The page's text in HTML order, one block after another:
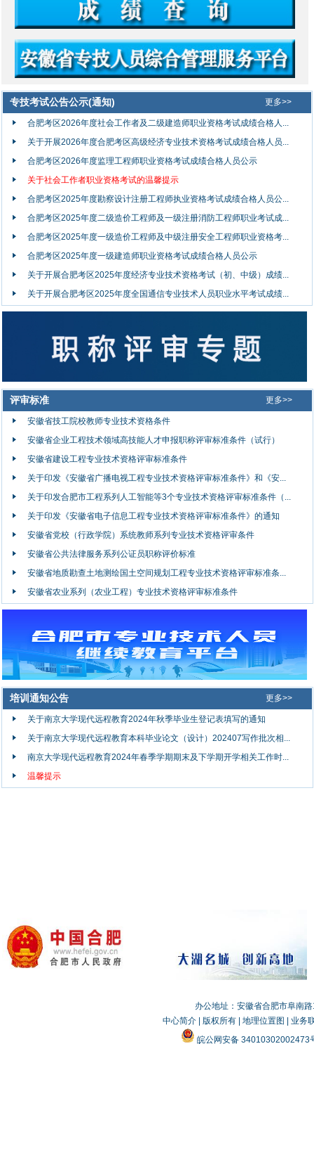
专技考试公告公示(通知) 更多>>
合肥考区2026年度社会工作者及二级建造师职业资格考试成绩合格人...
关于开展2026年度合肥考区高级经济专业技术资格考试成绩合格人员...
合肥考区2026年度监理工程师职业资格考试成绩合格人员公示
关于社会工作者职业资格考试的温馨提示
合肥考区2025年度勘察设计注册工程师执业资格考试成绩合格人员公...
合肥考区2025年度二级造价工程师及一级注册消防工程师职业考试成...
合肥考区2025年度一级造价工程师及中级注册安全工程师职业资格考...
合肥考区2025年度一级建造师职业资格考试成绩合格人员公示
关于开展合肥考区2025年度经济专业技术资格考试（初、中级）成绩...
关于开展合肥考区2025年度全国通信专业技术人员职业水平考试成绩...
评审标准 更多>>
安徽省技工院校教师专业技术资格条件
安徽省企业工程技术领域高技能人才申报职称评审标准条件（试行）
安徽省建设工程专业技术资格评审标准条件
关于印发《安徽省广播电视工程专业技术资格评审标准条件》和《安...
关于印发合肥市工程系列人工智能等3个专业技术资格评审标准条件（...
关于印发《安徽省电子信息工程专业技术资格评审标准条件》的通知
安徽省党校（行政学院）系统教师系列专业技术资格评审条件
安徽省公共法律服务系列公证员职称评价标准
安徽省地质勘查土地测绘国土空间规划工程专业技术资格评审标准条...
安徽省农业系列（农业工程）专业技术资格评审标准条件
培训通知公告 更多>>
关于南京大学现代远程教育2024年秋季毕业生登记表填写的通知
关于南京大学现代远程教育本科毕业论文（设计）202407写作批次相...
南京大学现代远程教育2024年春季学期期末及下学期开学相关工作时...
温馨提示
办公地址：安徽省合肥市阜南
中心简介| 版权所有| 地理位置图
业务
皖公网安备 34010302002473